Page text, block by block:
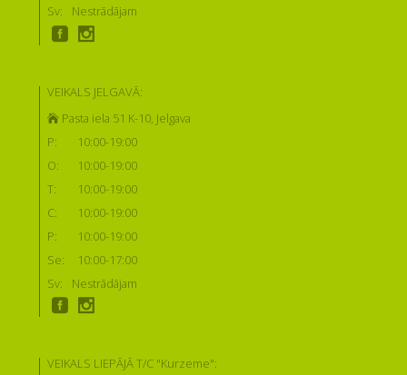
Sv:
Nestrādājam
VEIKALS JELGAVĀ:
Pasta iela 51 K-10, Jelgava
P:
10:00-19:00
O:
10:00-19:00
T:
10:00-19:00
C:
10:00-19:00
P:
10:00-19:00
Se:
10:00-17:00
Sv:
Nestrādājam
VEIKALS LIEPĀJĀ T/C "Kurzeme":